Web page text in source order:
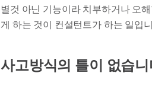
별것 아닌 기능이라 치부하거나 오
게 하는 것이 컨설턴트가 하는 일입
사고방식의 틀이 없습니